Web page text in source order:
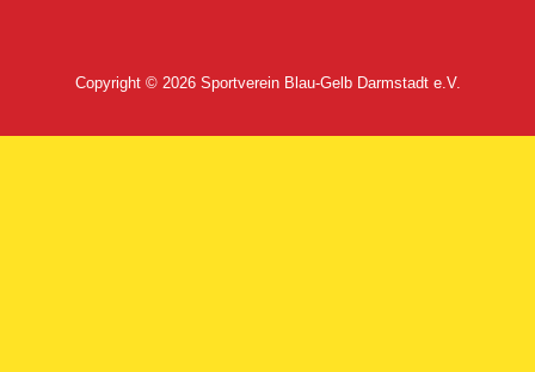
Copyright © 2026 Sportverein Blau-Gelb Darmstadt e.V.